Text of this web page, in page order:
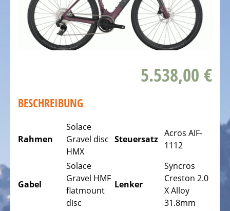
DAS
FAHRRAD
Kinderfahrräder
Gravel
Fahrräder
Mountainbikes,
MTB
Tourenräder
Trekking
Fahrräder
5.538,00 €
BESCHREIBUNG
Rahmen
Solace
Gravel disc
HMX
Steuersatz
Acros AIF-
1112
Gabel
Solace
Gravel HMF
flatmount
disc
Lenker
Syncros
Creston 2.0
X Alloy
31.8mm